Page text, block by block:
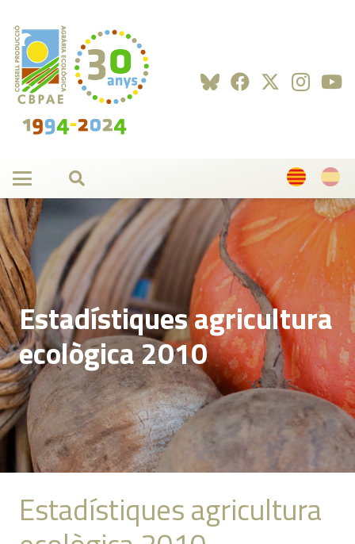
Estadístiques agricultura
ecològica 2010
Estadístiques agricultura